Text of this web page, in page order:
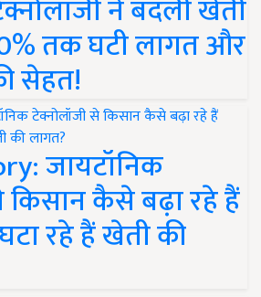
ने बदली खेती
तक घटी लागत और
सेहत!
जायटॉनिक
किसान कैसे बढ़ा रहे हैं
रहे हैं खेती की